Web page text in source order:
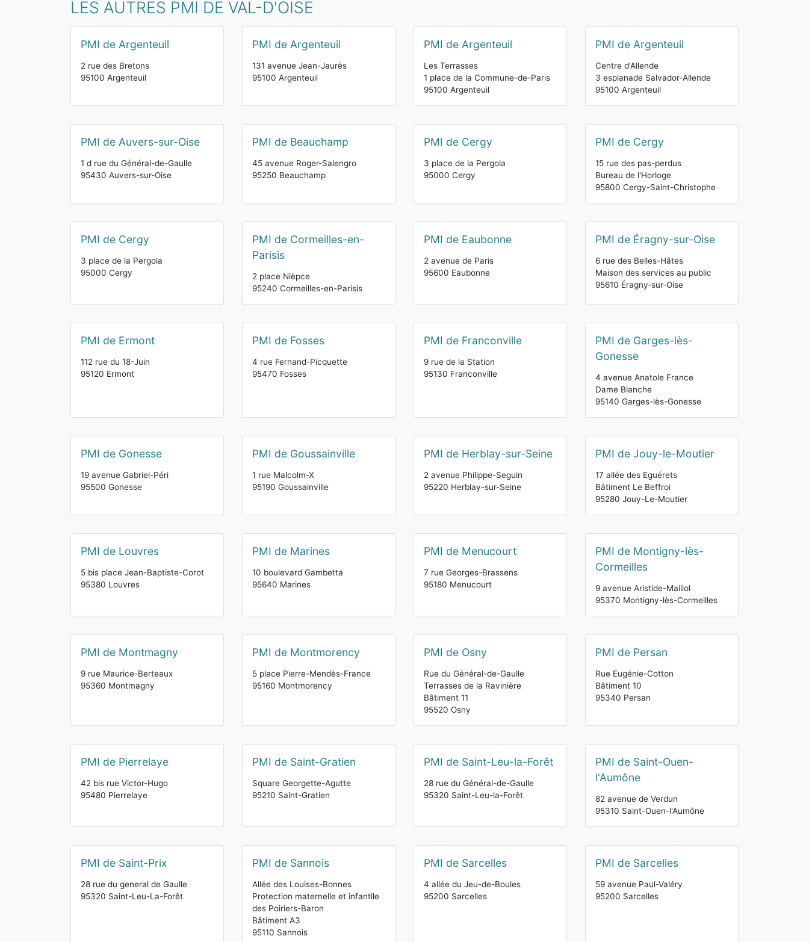
LES AUTRES PMI DE VAL-D'OISE
PMI de Argenteuil
2 rue des Bretons
95100 Argenteuil
PMI de Argenteuil
131 avenue Jean-Jaurès
95100 Argenteuil
PMI de Argenteuil
Les Terrasses
1 place de la Commune-de-Paris
95100 Argenteuil
PMI de Argenteuil
Centre d'Allende
3 esplanade Salvador-Allende
95100 Argenteuil
PMI de Auvers-sur-Oise
1 d rue du Général-de-Gaulle
95430 Auvers-sur-Oise
PMI de Beauchamp
45 avenue Roger-Salengro
95250 Beauchamp
PMI de Cergy
3 place de la Pergola
95000 Cergy
PMI de Cergy
15 rue des pas-perdus
Bureau de l'Horloge
95800 Cergy-Saint-Christophe
PMI de Cergy
3 place de la Pergola
95000 Cergy
PMI de Cormeilles-en-
Parisis
2 place Nièpce
95240 Cormeilles-en-Parisis
PMI de Eaubonne
2 avenue de Paris
95600 Eaubonne
PMI de Éragny-sur-Oise
6 rue des Belles-Hâtes
Maison des services au public
95610 Éragny‑sur‑Oise
PMI de Ermont
112 rue du 18-Juin
95120 Ermont
PMI de Fosses
4 rue Fernand-Picquette
95470 Fosses
PMI de Franconville
9 rue de la Station
95130 Franconville
PMI de Garges-lès-
Gonesse
4 avenue Anatole France
Dame Blanche
95140 Garges-lès-Gonesse
PMI de Gonesse
19 avenue Gabriel-Péri
95500 Gonesse
PMI de Goussainville
1 rue Malcolm-X
95190 Goussainville
PMI de Herblay-sur-Seine
2 avenue Philippe-Seguin
95220 Herblay-sur-Seine
PMI de Jouy-le-Moutier
17 allée des Eguérets
Bâtiment Le Beffroi
95280 Jouy-Le-Moutier
PMI de Louvres
5 bis place Jean-Baptiste-Corot
95380 Louvres
PMI de Marines
10 boulevard Gambetta
95640 Marines
PMI de Menucourt
7 rue Georges-Brassens
95180 Menucourt
PMI de Montigny-lès-
Cormeilles
9 avenue Aristide-Maillol
95370 Montigny-lès-Cormeilles
PMI de Montmagny
9 rue Maurice-Berteaux
95360 Montmagny
PMI de Montmorency
5 place Pierre-Mendès-France
95160 Montmorency
PMI de Osny
Rue du Général-de-Gaulle
Terrasses de la Ravinière
Bâtiment 11
95520 Osny
PMI de Persan
Rue Eugénie-Cotton
Bâtiment 10
95340 Persan
PMI de Pierrelaye
42 bis rue Victor-Hugo
95480 Pierrelaye
PMI de Saint-Gratien
Square Georgette-Agutte
95210 Saint-Gratien
PMI de Saint-Leu-la-Forêt
28 rue du Général-de-Gaulle
95320 Saint-Leu-la-Forêt
PMI de Saint-Ouen-
l'Aumône
82 avenue de Verdun
95310 Saint-Ouen-l'Aumône
PMI de Saint-Prix
28 rue du general de Gaulle
95320 Saint-Leu-La-Forêt
PMI de Sannois
Allée des Louises-Bonnes
Protection maternelle et infantile
des Poiriers-Baron
Bâtiment A3
95110 Sannois
PMI de Sarcelles
4 allée du Jeu-de-Boules
95200 Sarcelles
PMI de Sarcelles
59 avenue Paul-Valéry
95200 Sarcelles